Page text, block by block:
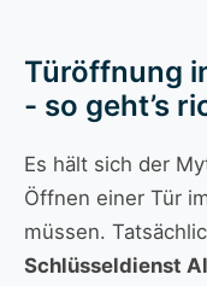
Türöffnung
- so geht’s
Es hält sich der
Öffnen einer Tür
müssen.
Schlüsseldienst